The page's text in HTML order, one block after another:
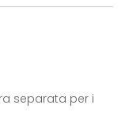
separata per i